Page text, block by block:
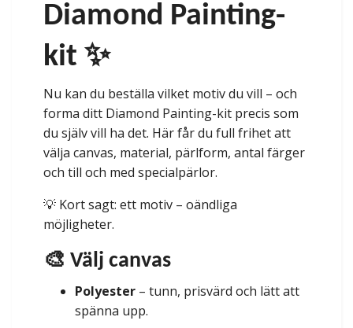
Diamond Painting-
kit ✨
Nu kan du beställa vilket motiv du vill – och
forma ditt Diamond Painting-kit precis som
du själv vill ha det. Här får du full frihet att
välja canvas, material, pärlform, antal färger
och till och med specialpärlor.
💡 Kort sagt: ett motiv – oändliga
möjligheter.
🎨 Välj canvas
Polyester – tunn, prisvärd och lätt att
spänna upp.